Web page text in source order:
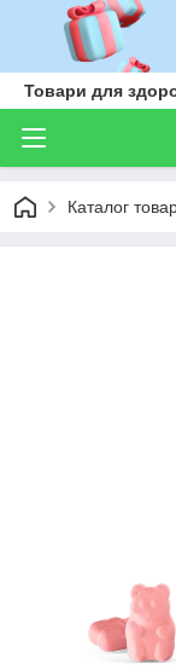
Товари для
Каталог